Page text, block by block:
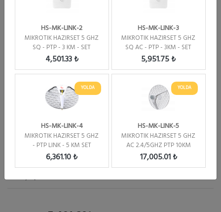
Mikrotik
Stok Kodu :HS-MK-LINK-2
Özel Kodu :U1438
Stok Durumu : Üretimi Durdurulmuş
Satış Fiyatı 4,501.33₺
HS-MK-LINK-2
MIKROTIK HAZIRSET 5 GHZ
SQ - PTP - 3 KM - SET
4,501.33 ₺
HS-MK-LINK-3
MIKROTIK HAZIRSET 5 GHZ
SQ AC - PTP - 3KM - SET
5,951.75 ₺
YOLDA
HS-MK-LINK-4
MIKROTIK HAZIRSET 5 GHZ
- PTP LINK - 5 KM SET
6,361.10 ₺
YOLDA
HS-MK-LINK-5
MIKROTIK HAZIRSET 5 GHZ
AC 2.4/5GHZ PTP 10KM
PROFESYONEL SET
17,005.01 ₺